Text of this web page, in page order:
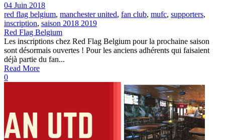
04 Juin 2018
red flag belgium, manchester united, fan club, mufc, supporters,
inscription, saison 2018 2019
Red Flag Belgium
Les inscriptions chez Red Flag Belgium pour la prochaine saison
sont désormais ouvertes ! Pour les anciens adhérents qui faisaient
déjà partie du fan...
Read More
0